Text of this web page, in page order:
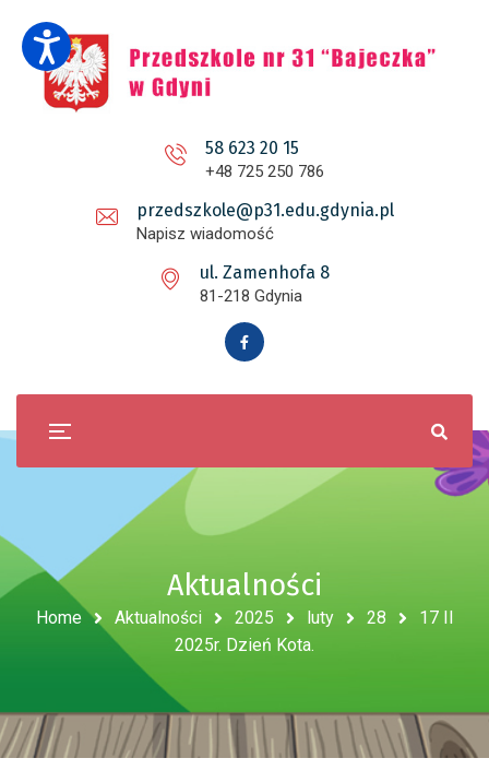
58 623 20 15
+48 725 250 786
przedszkole@p31.edu.gdynia.pl
Napisz wiadomość
ul. Zamenhofa 8
81-218 Gdynia
Aktualności
Home Aktualności 2025 luty 28
17 II
2025r. Dzień Kota.